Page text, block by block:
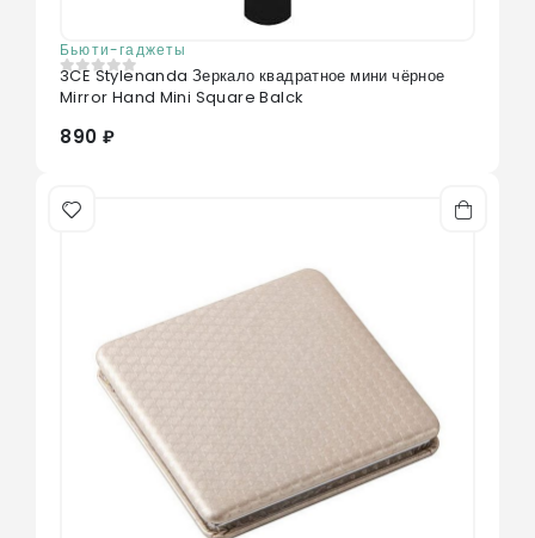
Бьюти-гаджеты
0 из 5
3CE Stylenanda Зеркало квадратное мини чёрное
Mirror Hand Mini Square Balck
890 ₽